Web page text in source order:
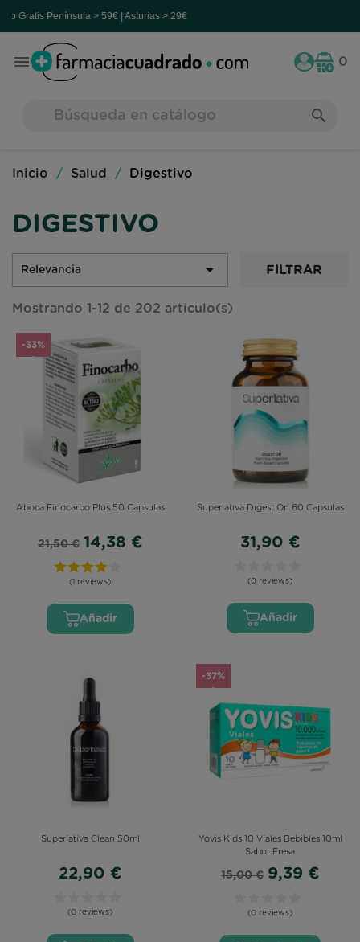
> 59€ | Asturias > 29€
 0
search
Inicio Salud Digestivo
DIGESTIVO
Relevancia  FILTRAR
Mostrando 1-12 de 202 artículo(s)
Aboca Finocarbo Plus 50 Capsulas
21,50 € 14,38 €
(1 reviews)
Añadir
-33%
Superlativa Digest On 60 Capsulas
31,90 €
(0 reviews)
Añadir
Superlativa Clean 50ml
22,90 €
(0 reviews)
Yovis Kids 10 Viales Bebibles 10ml
Sabor Fresa
15,00 € 9,39 €
(0 reviews)
-37%